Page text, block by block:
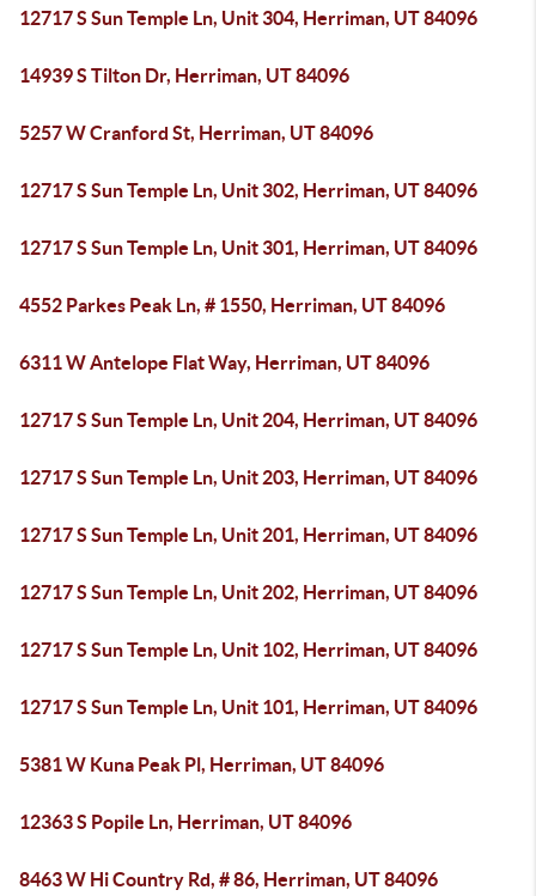
12717 S Sun Temple Ln, Unit 304, Herriman, UT 84096
14939 S Tilton Dr, Herriman, UT 84096
5257 W Cranford St, Herriman, UT 84096
12717 S Sun Temple Ln, Unit 302, Herriman, UT 84096
12717 S Sun Temple Ln, Unit 301, Herriman, UT 84096
4552 Parkes Peak Ln, # 1550, Herriman, UT 84096
6311 W Antelope Flat Way, Herriman, UT 84096
12717 S Sun Temple Ln, Unit 204, Herriman, UT 84096
12717 S Sun Temple Ln, Unit 203, Herriman, UT 84096
12717 S Sun Temple Ln, Unit 201, Herriman, UT 84096
12717 S Sun Temple Ln, Unit 202, Herriman, UT 84096
12717 S Sun Temple Ln, Unit 102, Herriman, UT 84096
12717 S Sun Temple Ln, Unit 101, Herriman, UT 84096
5381 W Kuna Peak Pl, Herriman, UT 84096
12363 S Popile Ln, Herriman, UT 84096
8463 W Hi Country Rd, # 86, Herriman, UT 84096